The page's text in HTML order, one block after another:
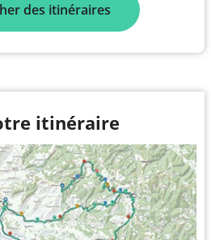
des itinéraires
itinéraire